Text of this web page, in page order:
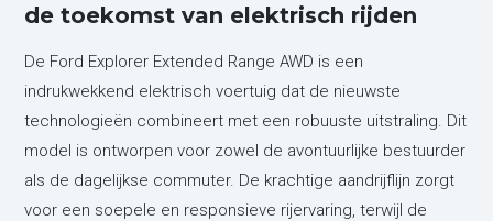
de toekomst van elektrisch rijden
De Ford Explorer Extended Range AWD is een
indrukwekkend elektrisch voertuig dat de nieuwste
technologieën combineert met een robuuste uitstraling. Dit
model is ontworpen voor zowel de avontuurlijke bestuurder
als de dagelijkse commuter. De krachtige aandrijflijn zorgt
voor een soepele en responsieve rijervaring, terwijl de